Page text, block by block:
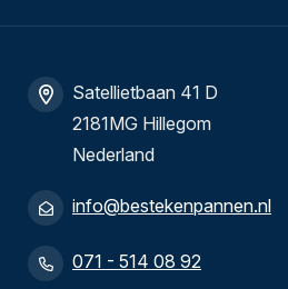
Satellietbaan 41 D
2181MG Hillegom
Nederland
info@bestekenpannen.nl
071 - 514 08 92